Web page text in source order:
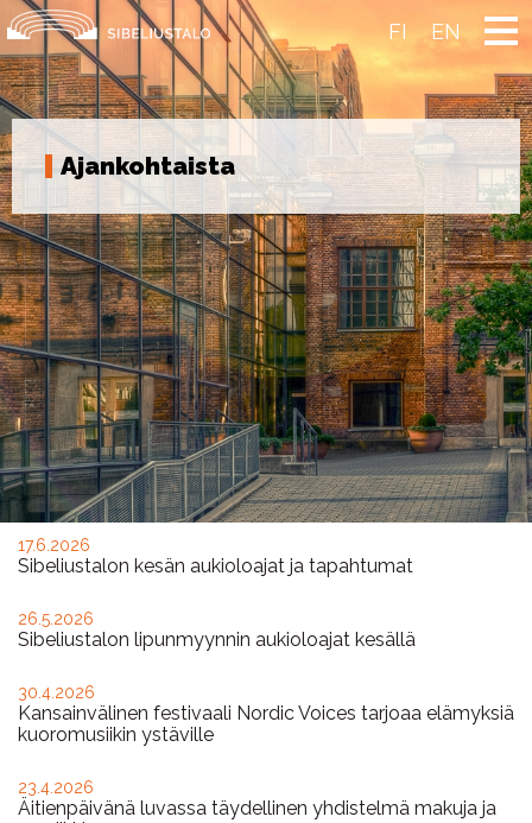
Skip
to
content
FI EN
Ajankohtaista
Ajankohtaista
17.6.2026
Sibeliustalon kesän aukioloajat ja tapahtumat
26.5.2026
Sibeliustalon lipunmyynnin aukioloajat kesällä
30.4.2026
Kansainvälinen festivaali Nordic Voices tarjoaa elämyksiä
kuoromusiikin ystäville
23.4.2026
Äitienpäivänä luvassa täydellinen yhdistelmä makuja ja